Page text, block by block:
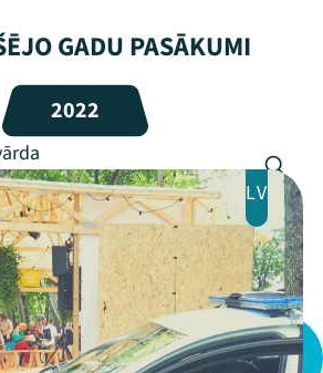
Arhīvs
bija LAMPĀ 2026
Jaunumi
Ziedo
Veikals
Kontakti
GADU PASĀKUMI
2022
LV